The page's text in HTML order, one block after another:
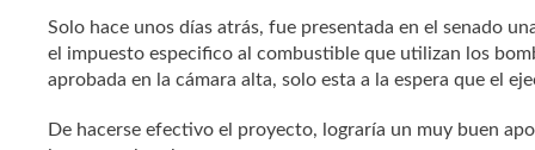
Solo hace unos días atrás, fue presentada en el senado
el impuesto especifico al combustible que utilizan los
aprobada en la cámara alta, solo esta a la espera que el
De hacerse efectivo el proyecto, lograría un muy buen